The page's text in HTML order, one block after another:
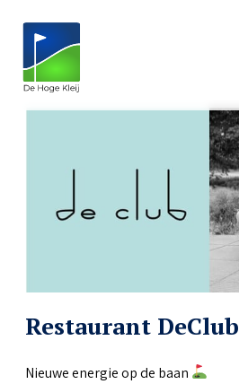
Restaurant DeClub
Nieuwe energie op de baan